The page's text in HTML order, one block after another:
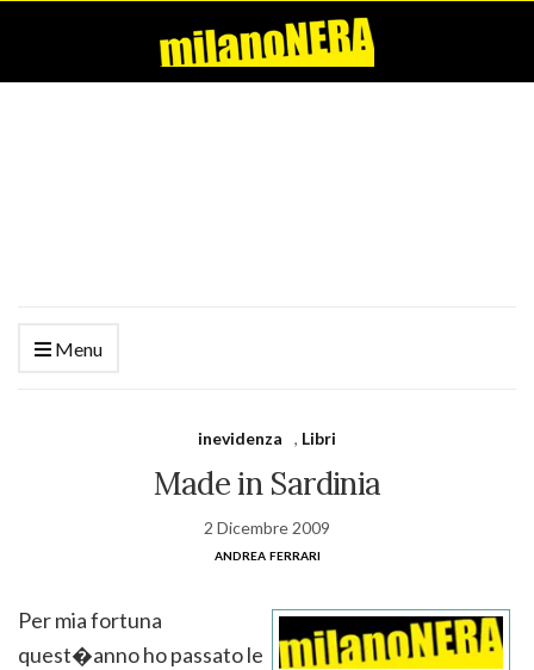
Menu
inevidenza , Libri
Made in Sardinia
2 Dicembre 2009
andrea ferrari
Per mia fortuna
quest�anno ho passato le